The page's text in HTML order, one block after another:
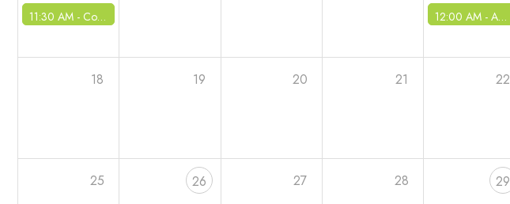
11:30 AM - Commémoration du 11 novembre 1918 12:00 AM -AADP - Assemblée générale
18 19 20 21 22
25 26 27 28 29